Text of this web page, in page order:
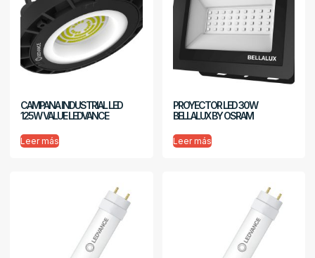
CAMPANA INDUSTRIAL LED
125W VALUE LEDVANCE
Leer más
PROYECTOR LED 30W
BELLALUX BY OSRAM
Leer más